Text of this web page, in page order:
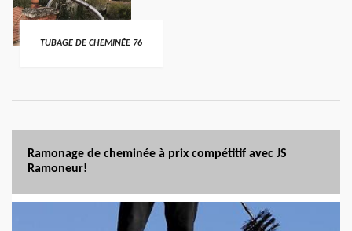
TUBAGE DE CHEMINÉE 76
Ramonage de cheminée à prix compétitif avec JS
Ramoneur!